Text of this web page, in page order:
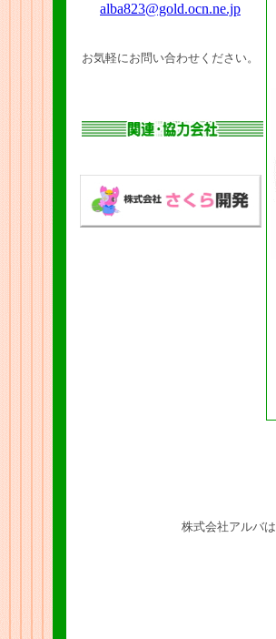
alba823@gold.ocn.ne.jp
お気軽にお問い合わせください。
株式会社アルバ